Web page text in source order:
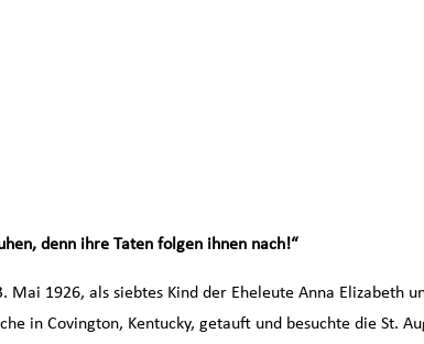
denn ihre Taten folgen ihnen nach!“
Mai 1926, als siebtes Kind der Eheleute Anna Elizabeth
in Covington, Kentucky, getauft und besuchte die St.